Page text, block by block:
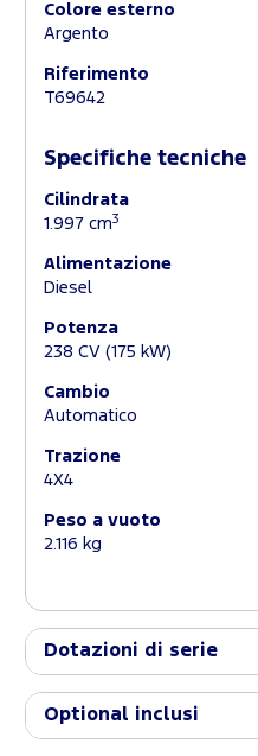
Colore esterno
Argento
Riferimento
T69642
Specifiche tecniche
Cilindrata
1.997 cm3
Alimentazione
Diesel
Potenza
238 CV (175 kW)
Cambio
Automatico
Trazione
4X4
Peso a vuoto
2.116 kg
Dotazioni di serie
Optional inclusi